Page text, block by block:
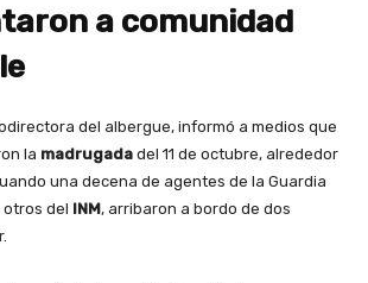
a comunidad
del albergue, informó a medios que
la madrugada del 11 de octubre, alrededor
una decena de agentes de la Guardia
otros del INM, arribaron a bordo de dos